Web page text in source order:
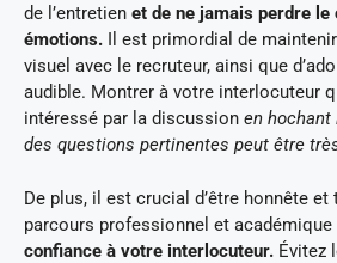
de l’entretien et de ne jamais perdre le
émotions. Il est primordial de
visuel avec le recruteur, ainsi que
audible. Montrer à votre interlocuteur
intéressé par la discussion en hochant
des questions pertinentes peut être
De plus, il est crucial d’être honnête
parcours professionnel et académique
confiance à votre interlocuteur. Évitez